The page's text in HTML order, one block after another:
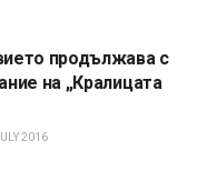
продължава с
на „Кралицата
2016